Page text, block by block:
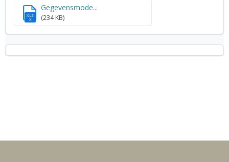
XLS
X
Gegevensmode...
(234 KB)